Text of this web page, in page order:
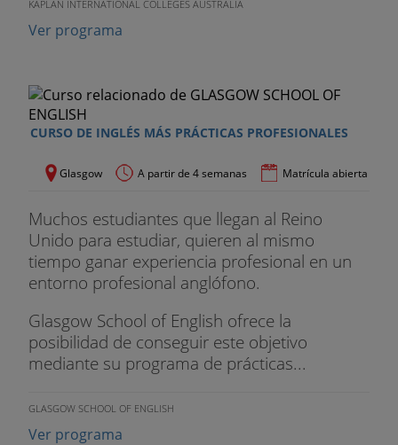
KAPLAN INTERNATIONAL COLLEGES AUSTRALIA
Ver programa
CURSO DE INGLÉS MÁS PRÁCTICAS PROFESIONALES
Glasgow A partir de 4 semanas Matrícula abierta
Muchos estudiantes que llegan al Reino
Unido para estudiar, quieren al mismo
tiempo ganar experiencia profesional en un
entorno profesional anglófono.
Glasgow School of English ofrece la
posibilidad de conseguir este objetivo
mediante su programa de prácticas...
GLASGOW SCHOOL OF ENGLISH
Ver programa